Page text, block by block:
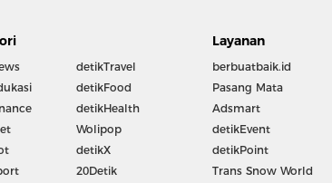
detikTravel
detikFood
detikHealth
Wolipop
detikX
20Detik
Layanan
berbuatbaik.id
Pasang Mata
Adsmart
detikEvent
detikPoint
Trans Snow World